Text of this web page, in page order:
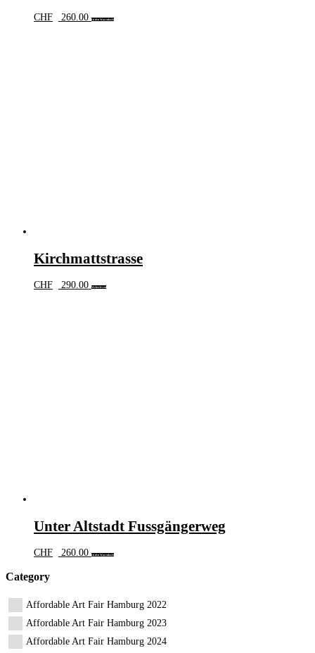
CHF 260.00 In den Warenkorb
Kirchmattstrasse
CHF 290.00 Weiterlesen
Unter Altstadt Fussgängerweg
CHF 260.00 In den Warenkorb
Category
Affordable Art Fair Hamburg 2022
Affordable Art Fair Hamburg 2023
Affordable Art Fair Hamburg 2024